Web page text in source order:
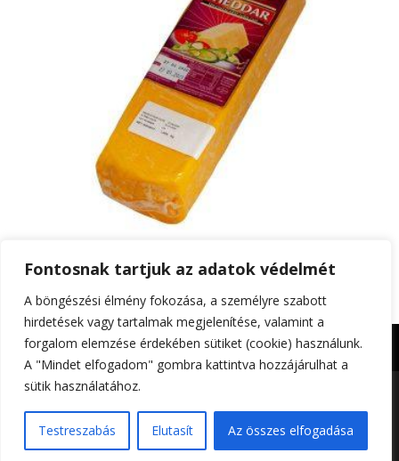
Fontosnak tartjuk az adatok védelmét
A böngészési élmény fokozása, a személyre szabott
hirdetések vagy tartalmak megjelenítése, valamint a
forgalom elemzése érdekében sütiket (cookie) használunk.
A "Mindet elfogadom" gombra kattintva hozzájárulhat a
sütik használatához.
Testreszabás Elutasít Az összes elfogadása
MKV Cheddar sajt 2kg
Impresszum Adatkezelési tájékoztató
Foltin-Globe 2023. | All rights reserved | Készítette: